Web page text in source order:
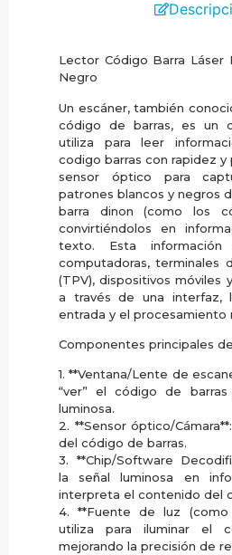
Lector Código Barra Láser
Negro
Un escáner, también
código de barras, es un
utiliza para leer
codigo barras con rapidez y
sensor óptico para
patrones blancos y negros
barra dinon (como los
convirtiéndolos en
texto. Esta
computadoras, terminales
(TPV), dispositivos móviles
a través de una interfaz,
entrada y el procesamiento
Componentes principales
1. **Ventana/Lente de
“ver” el código de
luminosa.
2. **Sensor óptico/
del código de barras.
3. **Chip/Software
la señal luminosa en
interpreta el contenido del
4. **Fuente de luz
utiliza para iluminar el
mejorando la precisión de